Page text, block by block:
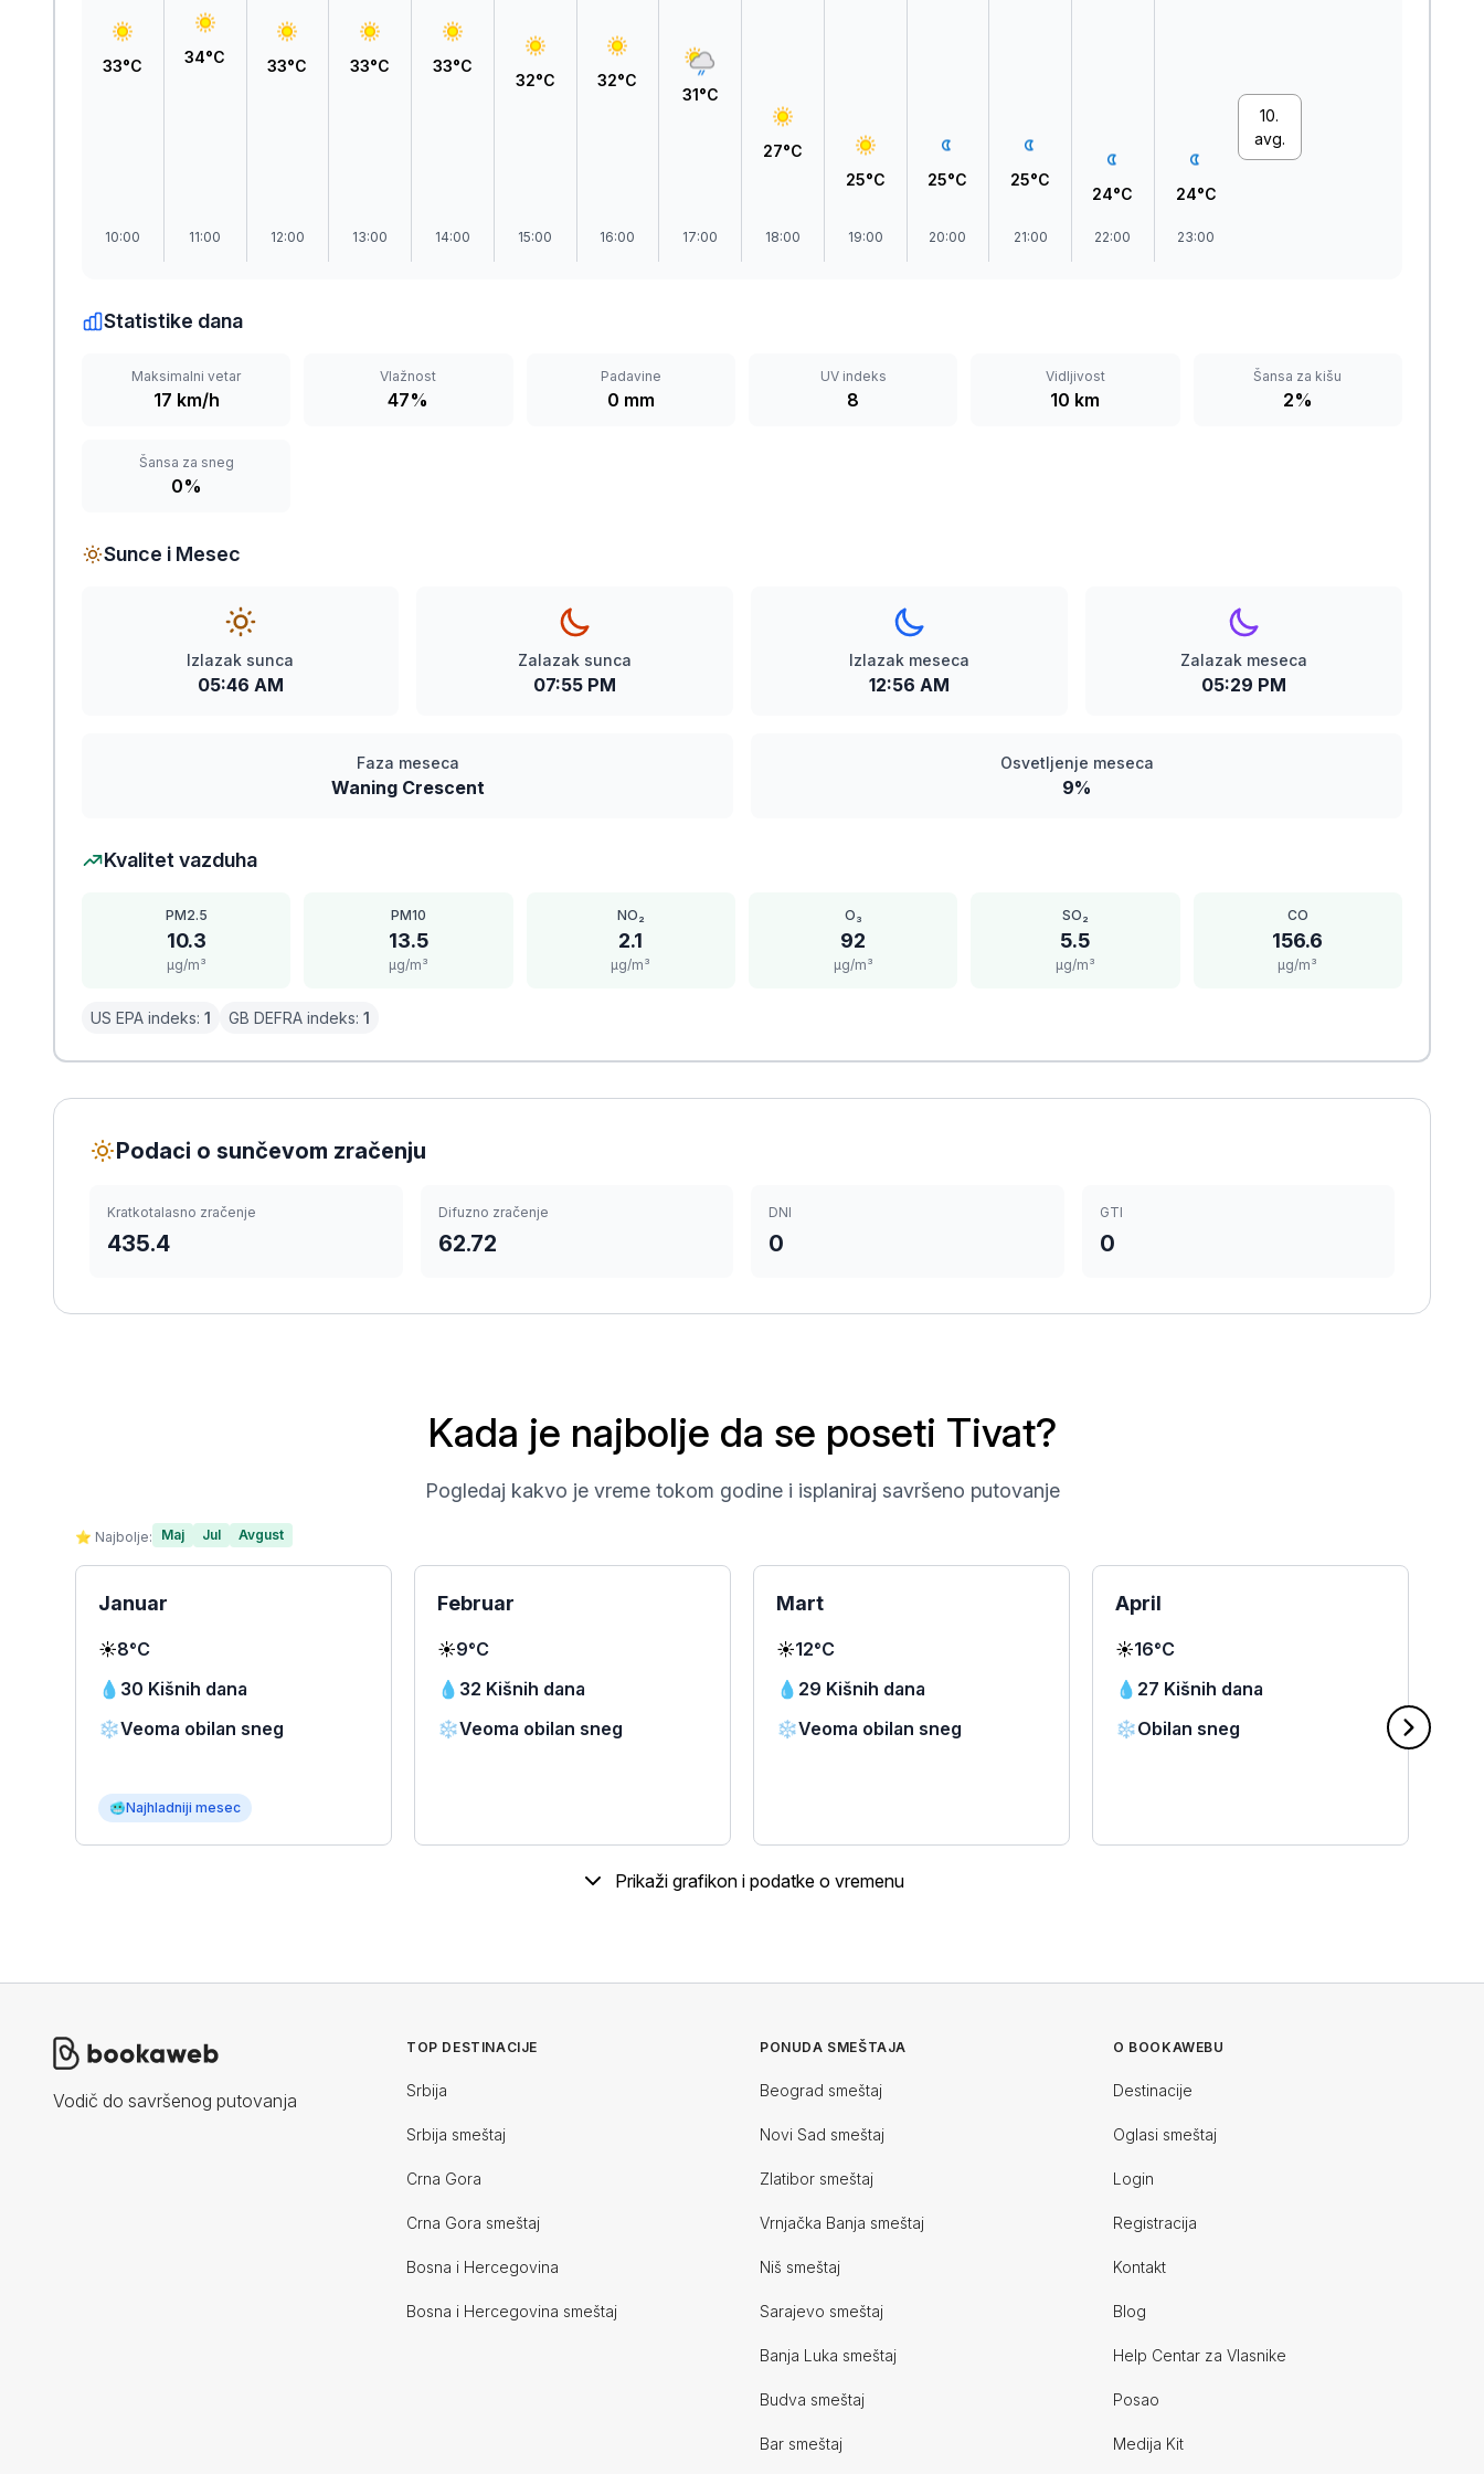
Zlatar
33°C
10:00
34°C
11:00
33°C
12:00
33°C
13:00
33°C
14:00
32°C
15:00
32°C
16:00
31°C
17:00
27°C
18:00
25°C
19:00
25°C
20:00
25°C
21:00
24°C
22:00
24°C
23:00
10.
avg.
Statistike dana
Maksimalni vetar
17 km/h
Vlažnost
47%
Padavine
0 mm
UV indeks
8
Vidljivost
10 km
Šansa za kišu
2%
Šansa za sneg
0%
Sunce i Mesec
Izlazak sunca
05:46 AM
Zalazak sunca
07:55 PM
Izlazak meseca
12:56 AM
Zalazak meseca
05:29 PM
Faza meseca
Waning Crescent
Osvetljenje meseca
9%
Kvalitet vazduha
PM2.5
10.3
μg/m³
PM10
13.5
μg/m³
NO₂
2.1
μg/m³
O₃
92
μg/m³
SO₂
5.5
μg/m³
CO
156.6
μg/m³
US EPA indeks: 1 GB DEFRA indeks: 1
Podaci o sunčevom zračenju
Kratkotalasno zračenje
435.4
Difuzno zračenje
62.72
DNI
0
GTI
0
Kada je najbolje da se poseti Tivat?
Pogledaj kakvo je vreme tokom godine i isplaniraj savršeno putovanje
⭐ Najbolje: Maj Jul Avgust
Januar
☀️8°C
💧 30 Kišnih dana
❄️Veoma obilan sneg
🥶Najhladniji mesec
Februar
☀️9°C
💧 32 Kišnih dana
❄️Veoma obilan sneg
Mart
☀️12°C
💧 29 Kišnih dana
❄️Veoma obilan sneg
April
☀️16°C
💧 27 Kišnih dana
❄️Obilan sneg
Prikaži grafikon i podatke o vremenu
Vodič do savršenog putovanja
TOP DESTINACIJE
Srbija
Srbija smeštaj
Crna Gora
Crna Gora smeštaj
Bosna i Hercegovina
Bosna i Hercegovina smeštaj
PONUDA SMEŠTAJA
Beograd smeštaj
Novi Sad smeštaj
Zlatibor smeštaj
Vrnjačka Banja smeštaj
Niš smeštaj
Sarajevo smeštaj
Banja Luka smeštaj
Budva smeštaj
Bar smeštaj
O BOOKAWEBU
Destinacije
Oglasi smeštaj
Login
Registracija
Kontakt
Blog
Help Centar za Vlasnike
Posao
Medija Kit